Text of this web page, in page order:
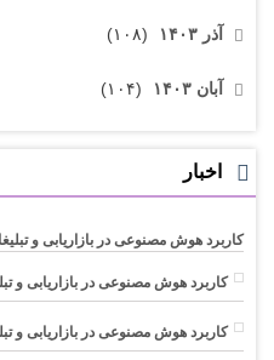
آذر ۱۴۰۳ (۱۰۸)
آبان ۱۴۰۳ (۱۰۴)
اخبار
کاربرد هوش مصنوعی در بازاریابی و
کاربرد هوش مصنوعی در بازاریابی و
کاربرد هوش مصنوعی در بازاریابی و